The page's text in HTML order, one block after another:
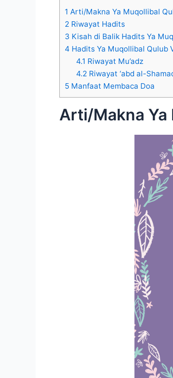
1 Arti/Makna Ya Muqollibal
2 Riwayat Hadits
3 Kisah di Balik Hadits Ya
4 Hadits Ya Muqollibal Qulub
4.1 Riwayat Mu’adz
4.2 Riwayat ‘abd al-
5 Manfaat Membaca Doa
Arti/Makna Ya